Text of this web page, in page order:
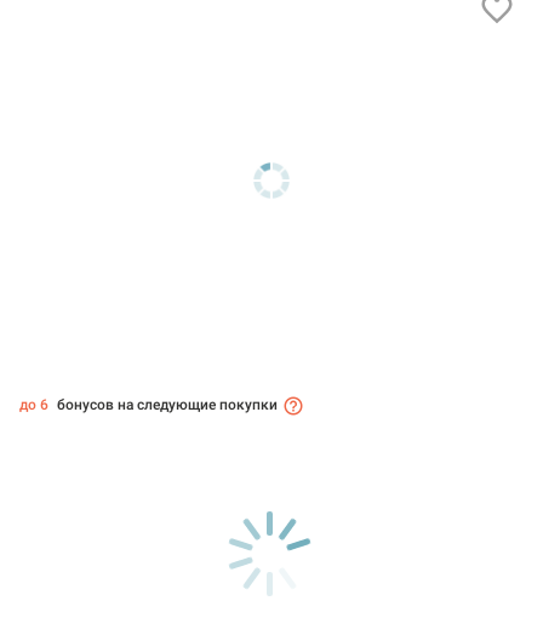
до 6 бонусов на следующие покупки